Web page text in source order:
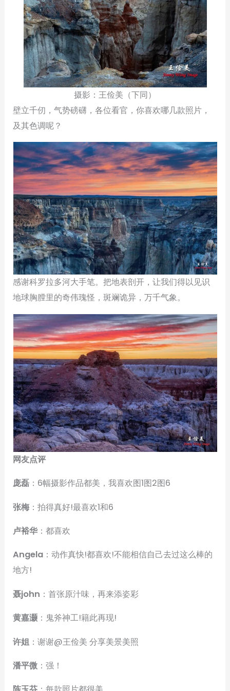
摄影：王俭美（下同）
壁立千仞，气势磅礴，各位看官，你喜欢哪几款照片，
及其色调呢？
感谢科罗拉多河大手笔。把地表剖开，让我们得以见识
地球胸膛里的奇伟瑰怪，斑斓诡异，万千气象。
网友点评
庞磊 ：6幅摄影作品都美，我喜欢图1图2图6
张梅 ：拍得真好!最喜欢1和6
卢裕华 ：都喜欢
Angela ：动作真快!都喜欢!不能相信自己去过这么棒的
地方!
聂john ：首张原汁味，再来添姿彩
黄嘉灏 ：鬼斧神工!籍此再现!
许姐 ：谢谢@王俭美 分享美景美照
潘平微 ：强！